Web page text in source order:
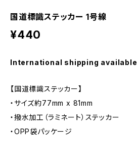
国道標識ステッカー 1号線
¥440
International shipping available
【国道標識ステッカー】
・サイズ約77mm x 81mm
・撥水加工（ラミネート）ステッカー
・OPP袋パッケージ